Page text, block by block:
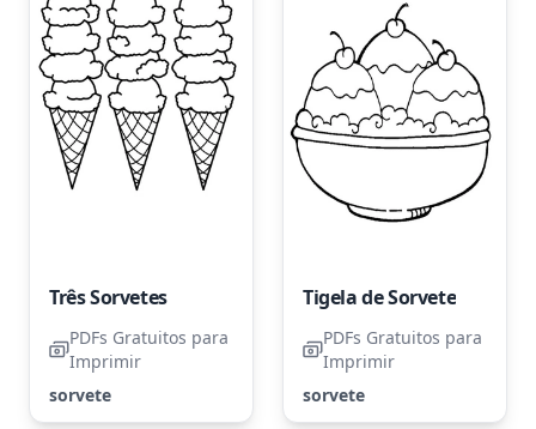
Três Sorvetes
PDFs Gratuitos para
Imprimir
sorvete
Tigela de Sorvete
PDFs Gratuitos para
Imprimir
sorvete